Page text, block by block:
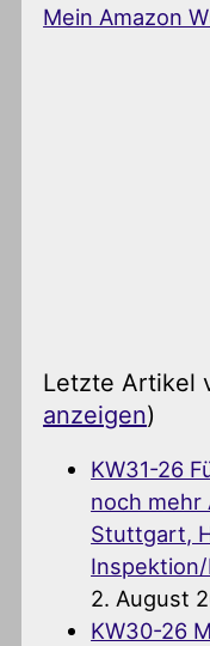
Mein Amazon
Letzte Artikel
anzeigen)
KW31-26
noch mehr
Stuttgart,
Inspektion/
2. August
KW30-26